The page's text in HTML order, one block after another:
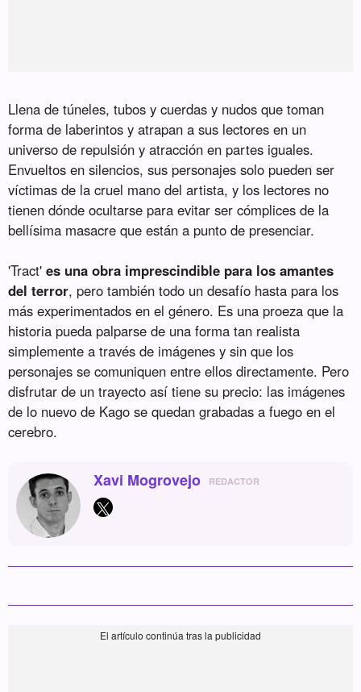
Llena de túneles, tubos y cuerdas y nudos que toman
forma de laberintos y atrapan a sus lectores en un
universo de repulsión y atracción en partes iguales.
Envueltos en silencios, sus personajes solo pueden ser
víctimas de la cruel mano del artista, y los lectores no
tienen dónde ocultarse para evitar ser cómplices de la
bellísima masacre que están a punto de presenciar.
'Tract'es una obra imprescindible para los amantes
del terror, pero también todo un desafío hasta para los
más experimentados en el género. Es una proeza que la
historia pueda palparse de una forma tan realista
simplemente a través de imágenes y sin que los
personajes se comuniquen entre ellos directamente. Pero
disfrutar de un trayecto así tiene su precio: las imágenes
de lo nuevo de Kago se quedan grabadas a fuego en el
cerebro.
Xavi Mogrovejo REDACTOR